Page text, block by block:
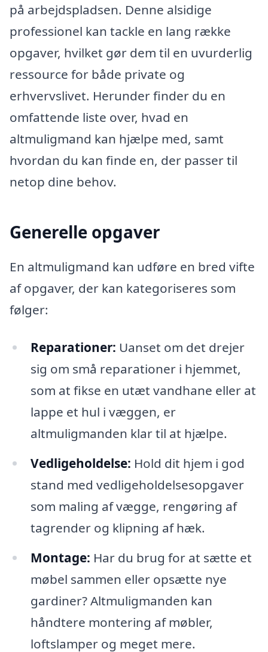
på arbejdspladsen. Denne alsidige
professionel kan tackle en lang række
opgaver, hvilket gør dem til en uvurderlig
ressource for både private og
erhvervslivet. Herunder finder du en
omfattende liste over, hvad en
altmuligmand kan hjælpe med, samt
hvordan du kan finde en, der passer til
netop dine behov.
Generelle opgaver
En altmuligmand kan udføre en bred vifte
af opgaver, der kan kategoriseres som
følger:
Reparationer: Uanset om det drejer
sig om små reparationer i hjemmet,
som at fikse en utæt vandhane eller at
lappe et hul i væggen, er
altmuligmanden klar til at hjælpe.
Vedligeholdelse: Hold dit hjem i god
stand med vedligeholdelsesopgaver
som maling af vægge, rengøring af
tagrender og klipning af hæk.
Montage: Har du brug for at sætte et
møbel sammen eller opsætte nye
gardiner? Altmuligmanden kan
håndtere montering af møbler,
loftslamper og meget mere.